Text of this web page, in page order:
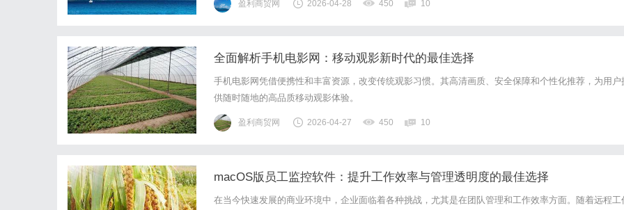
盈利商贸网 2026-04-28 450 10
全面解析手机电影网：移动观影新时代的最佳选择
手机电影网凭借便携性和丰富资源，改变传统观影习惯。其高清画质、安全保障和个性化推荐，为用户
供随时随地的高品质移动观影体验。
盈利商贸网 2026-04-27 450 10
macOS版员工监控软件：提升工作效率与管理透明度的最佳选择
在当今快速发展的商业环境中，企业面临着各种挑战，尤其是在团队管理和工作效率方面。随着远程工